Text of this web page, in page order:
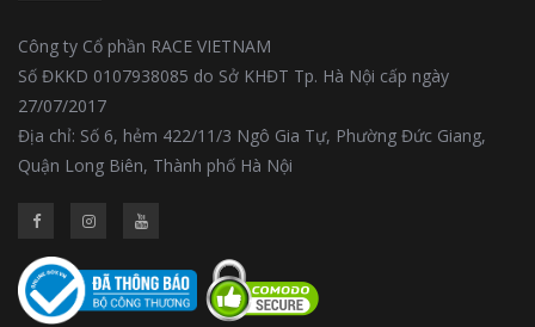
Công ty Cổ phần RACE VIETNAM
Số ĐKKD 0107938085 do Sở KHĐT Tp. Hà Nội cấp ngày
27/07/2017
Địa chỉ: Số 6, hẻm 422/11/3 Ngô Gia Tự, Phường Đức Giang,
Quận Long Biên, Thành phố Hà Nội